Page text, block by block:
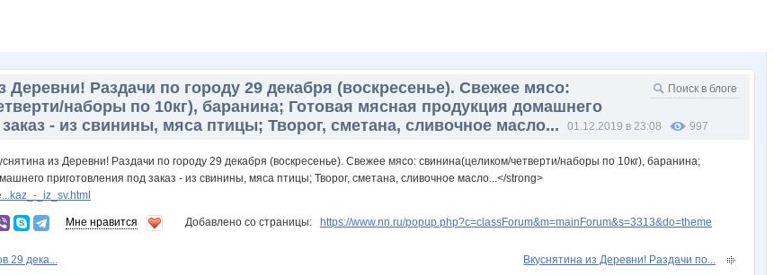
Деревни! Раздачи по городу 29 декабря (воскресенье). Свежее мясо:
наборы по 10кг), баранина; Готовая мясная продукция домашнего
- из свинины, мяса птицы; Творог, сметана, сливочное масло...
01.12.2019 в 23:08 997
из Деревни! Раздачи по городу 29 декабря (воскресенье). Свежее мясо: свинина(целиком/четверти/наборы по 10кг), баранина;
приготовления под заказ - из свинины, мяса птицы; Творог, сметана, сливочное масло...</strong>
_iz_sv.html
Мне нравится Добавлено со страницы: https://www.nn.ru/popup.php?c=classForum&m=mainForum&s=3313&do=theme
29 дека... Вкуснятина из Деревни! Раздачи по...